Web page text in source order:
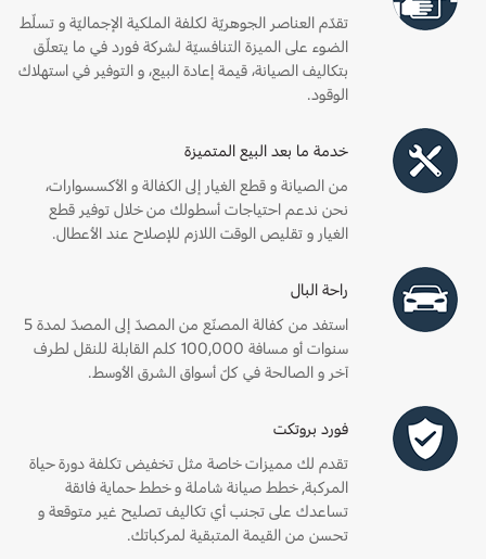
تقدّم العناصر الجوهريّة لكلفة الملكية الإجماليّة و تسلّط
الضوء على الميزة التنافسيّة لشركة فورد في ما يتعلّق
بتكاليف الصيانة، قيمة إعادة البيع، و التوفير في استهلاك
الوقود.
خدمة ما بعد البيع المتميزة
من الصيانة و قطع الغيار إلى الكفالة و الأكسسوارات،
نحن ندعم احتياجات أسطولك من خلال توفير قطع
الغيار و تقليص الوقت اللازم للإصلاح عند الأعطال.
راحة البال
استفد من كفالة المصنّع من المصدّ إلى المصدّ لمدة 5
سنوات أو مسافة 100,000 كلم القابلة للنقل لطرف
آخر و الصالحة في كلّ أسواق الشرق الأوسط.
فورد بروتكت
تقدم لك مميزات خاصة مثل تخفيض تكلفة دورة حياة
المركبة, خطط صيانة شاملة و خطط حماية فائقة
تساعدك على تجنب أي تكاليف تصليح غير متوقعة و
تحسن من القيمة المتبقية لمركباتك.